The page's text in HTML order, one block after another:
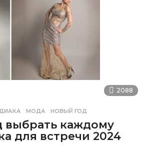
2088
,МОДА ,НОВЫЙ ГОД
выбрать каждому
для встречи 2024